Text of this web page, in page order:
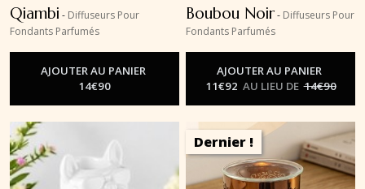
Qiambi - Diffuseurs Pour
Fondants Parfumés
AJOUTER AU PANIER
14€90
Boubou Noir- Diffuseurs Pour
Fondants Parfumés
AJOUTER AU PANIER
11€92 AU LIEU DE 14€90
Dernier !